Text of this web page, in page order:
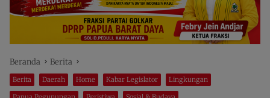
Beranda Berita
Berita Daerah Home Kabar Legislator Lingkungan